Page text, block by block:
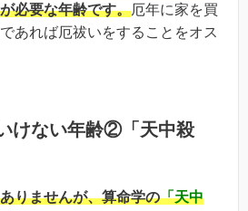
必要な年齢です。厄年に家を買
あれば厄祓いをすることをオス
けない年齢②「天中殺
りませんが、算命学の「天中